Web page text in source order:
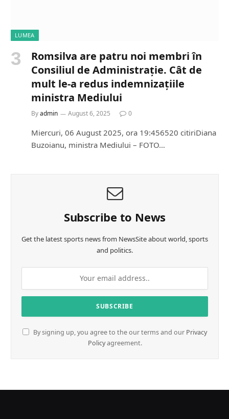
LUMEA
Romsilva are patru noi membri în
Consiliul de Administrație. Cât de
mult le-a redus indemnizațiile
ministra Mediului
Byadmin August 6, 2025 0
Miercuri, 06 August 2025, ora 19:456520 citiriDiana
Buzoianu, ministra Mediului – FOTO…
Subscribe to News
Get the latest sports news from NewsSite about world, sports
and politics.
By signing up, you agree to the our terms and our Privacy
Policyagreement.